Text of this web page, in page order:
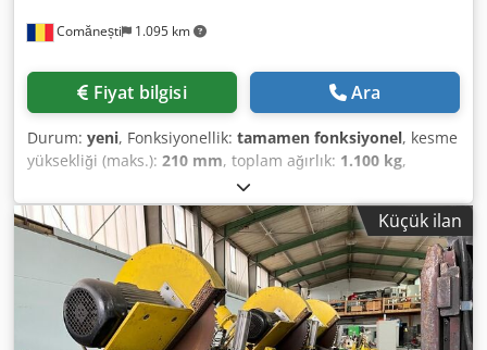
Comănești 1.095 km
Fiyat bilgisi Ara
Durum: yeni, Fonksiyonellik: tamamen fonksiyonel, kesme
yüksekliği (maks.): 210 mm, toplam ağırlık: 1.100 kg,
, disk çapı:
çapı:30 mm, kesme uzunluğu (maks.):3.200 mm, giriş
akımı türü: trifaze , plaka boyu:2.800 mm, plaka genişliği:
2.070 mm, masa uzunluğu:3.200 mm, Üretici: DANIBRUM
– Romanya Hareketli masa uzunluğu: *opsiyonel 3670 –
3800 mm, 3200 mm Hareketli masa genişliği: 430 mm
Kesim uzunluğu: 3400 mm, 3670 – 3800 mm / opsiyonel
Sağ taraf kesim genişliği: 1300 mm Maksimum kesim
Küçük ilan